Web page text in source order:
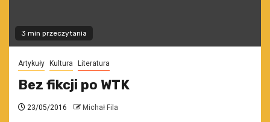
3 min przeczytania
Artykuły Kultura Literatura
Bez fikcji po WTK
23/05/2016 Michał Fila